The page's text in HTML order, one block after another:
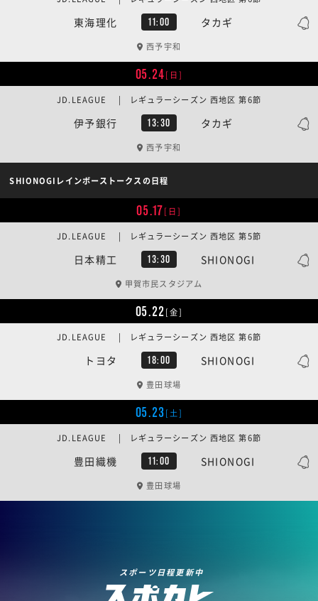
東海理化 11:00 タカギ
西予宇和
05.24[日]
伊予銀行 13:30 タカギ
JD.LEAGUE | レギュラーシーズン 西地区 第6節
西予宇和
SHIONOGIレインボーストークスの日程
05.17[日]
日本精工 13:30 SHIONOGI
JD.LEAGUE | レギュラーシーズン 西地区 第5節
甲賀市民スタジアム
05.22[金]
トヨタ 18:00 SHIONOGI
JD.LEAGUE | レギュラーシーズン 西地区 第6節
豊田球場
05.23[土]
豊田織機 11:00 SHIONOGI
JD.LEAGUE | レギュラーシーズン 西地区 第6節
豊田球場
スポーツ日程更新中